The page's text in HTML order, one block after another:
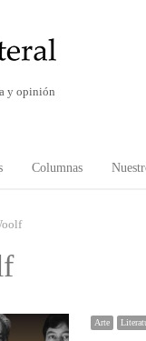
y opinión
Columnas
Arte